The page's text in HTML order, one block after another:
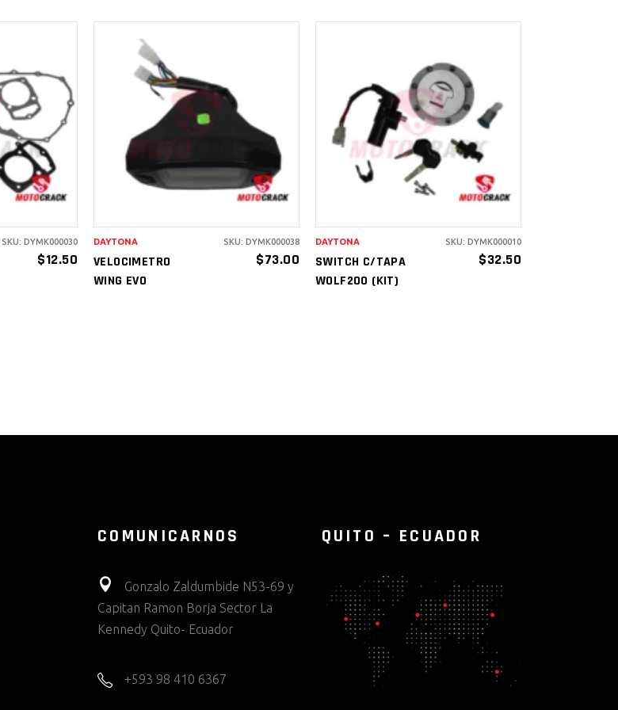
$12.50
SKU: DYMK000030
AÑADIR AL
CARRITO
VELOCIMETRO
WING EVO
$73.00
DAYTONA SKU: DYMK000038
AÑADIR AL
CARRITO
SWITCH C/TAPA
WOLF200 (KIT)
$32.50
DAYTONA SKU: DYMK000010
COMUNICARNOS
Gonzalo Zaldumbide N53-69 y
Capitan Ramon Borja Sector La
Kennedy Quito- Ecuador
+593 98 410 6367
QUITO – ECUADOR